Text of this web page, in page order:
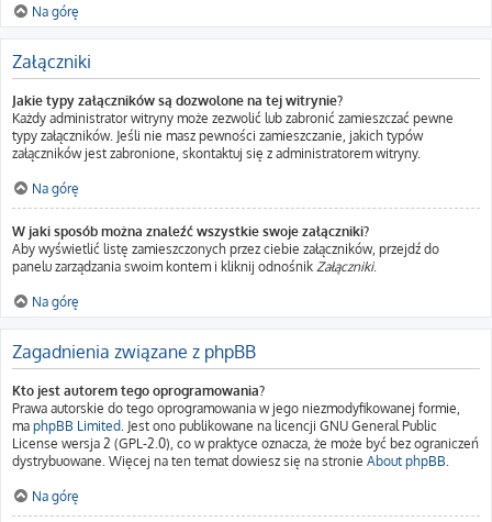
Na górę
Załączniki
Jakie typy załączników są dozwolone na tej witrynie?
Każdy administrator witryny może zezwolić lub zabronić zamieszczać pewne
typy załączników. Jeśli nie masz pewności zamieszczanie, jakich typów
załączników jest zabronione, skontaktuj się z administratorem witryny.
Na górę
W jaki sposób można znaleźć wszystkie swoje załączniki?
Aby wyświetlić listę zamieszczonych przez ciebie załączników, przejdź do
panelu zarządzania swoim kontem i kliknij odnośnik Załączniki.
Na górę
Zagadnienia związane z phpBB
Kto jest autorem tego oprogramowania?
Prawa autorskie do tego oprogramowania w jego niezmodyfikowanej formie,
ma phpBB Limited. Jest ono publikowane na licencji GNU General Public
License wersja 2 (GPL-2.0), co w praktyce oznacza, że może być bez ograniczeń
dystrybuowane. Więcej na ten temat dowiesz się na stronie About phpBB.
Na górę